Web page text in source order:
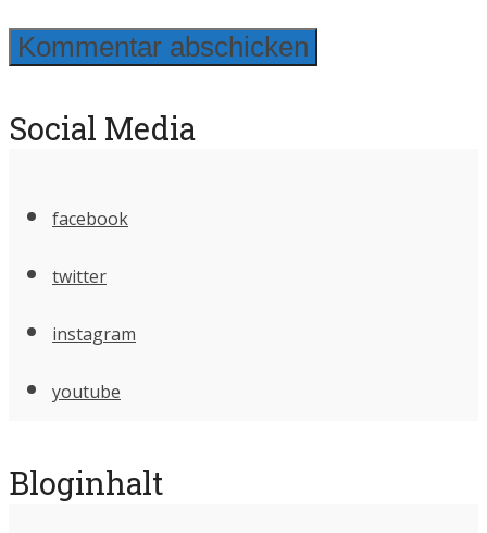
Social Media
facebook
twitter
instagram
youtube
Bloginhalt